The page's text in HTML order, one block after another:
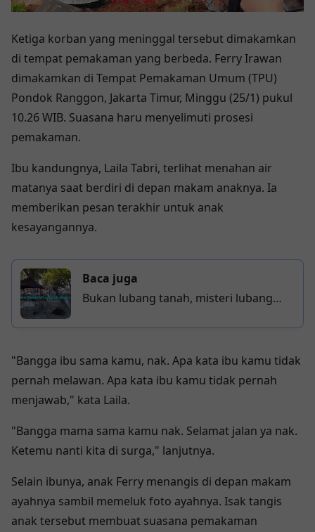
Ketiga korban yang meninggal tersebut dimakamkan
di tempat pemakaman yang berbeda. Ferry Irawan
dimakamkan di Tempat Pemakaman Umum (TPU)
Pondok Ranggon, Jakarta Timur, Minggu (25/1) pukul
10.26 WIB. Suasana haru menyelimuti prosesi
pemakaman.
Ibu kandungnya, Laila Tabri, terlihat menahan air
matanya saat berdiri di depan makam anaknya. Ia
memberikan pesan terakhir untuk anak
kesayangannya.
Baca juga
Bukan lubang tanah, misteri lubang
"Bangga ibu sama kamu, nak. Apa kata ibu kamu tidak
pernah melawan. Apa kata ibu kamu tidak pernah
menjawab," kata Laila.
"Bangga mama sama kamu nak. Selamat jalan ya nak.
Ketemu nanti kita di surga," lanjutnya.
Selain ibunya, anak Ferry menangis di depan makam
ayahnya sambil memeluk foto ayahnya. Isak tangis
anak tersebut membuat suasana pemakaman